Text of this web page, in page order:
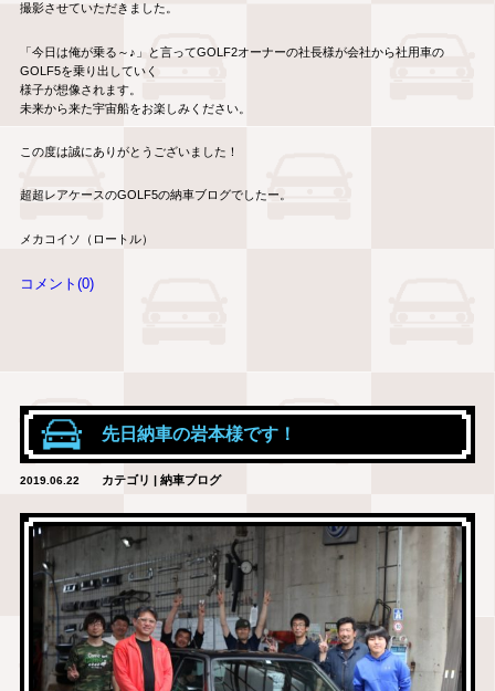
撮影させていただきました。
「今日は俺が乗る～♪」と言ってGOLF2オーナーの社長様が会社から社用車の
GOLF5を乗り出していく
様子が想像されます。
未来から来た宇宙船をお楽しみください。
この度は誠にありがとうございました！
超超レアケースのGOLF5の納車ブログでしたー。
メカコイソ（ロートル）
コメント(0)
先日納車の岩本様です！
2019.06.22 カテゴリ | 納車ブログ